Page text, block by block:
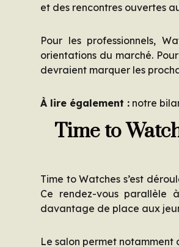
et des rencontres ouvertes
Pour les professionnels,
orientations du marché.
devraient marquer les
À lire également : notre
Time to
Time to Watches s’est
Ce rendez-vous parallèle
davantage de place aux
Le salon permet notamment